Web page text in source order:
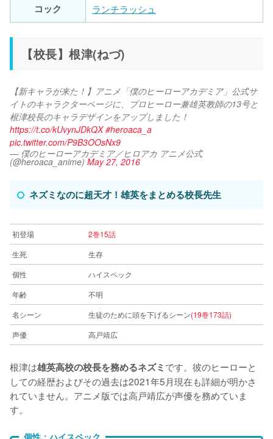
コック ランチラッシュ
【校長】根津(ねづ)
【新キャラが来た！】アニメ「僕のヒーローアカデミア」公式サ
イトのキャラクターページに、プロヒーロー兼雄英教師の13号と
根津校長のキャラデザインをアップしました！
https://t.co/kUvynJDkQX #heroaca_a
pic.twitter.com/P9B3OOsNx9
— 僕のヒーローアカデミア／ヒロアカ アニメ公式
(@heroaca_anime)May 27, 2016
ネズミなのに超天才！雄英をまとめる校長先生
初登場
2巻15話
生死
生存
個性
ハイスペック
年齢
不明
名シーン
生徒のために頭を下げるシーン(19巻173話)
声優
高戸靖広
根津は雄英高校の校長を務めるネズミです。彼のヒーローと
しての経歴およびその過去は2021年5月現在も詳細が明かさ
れていません。アニメ版では高戸靖広が声優を務めていま
す。